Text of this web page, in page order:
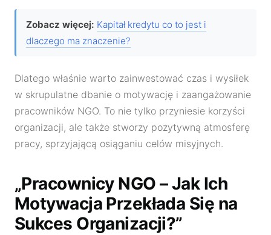
Zobacz więcej: Kapitał kredytu co to jest i
dlaczego ma znaczenie?
Dlatego właśnie warto zainwestować czas i wysiłek
w skrupulatne dbanie o motywację i zaangażowanie
pracowników NGO. To nie tylko przyniesie korzyści
organizacji, ale także stworzy pozytywną atmosferę
pracy, sprzyjającą osiąganiu celów misyjnych.
„Pracownicy NGO – Jak Ich
Motywacja Przekłada Się na
Sukces Organizacji?”